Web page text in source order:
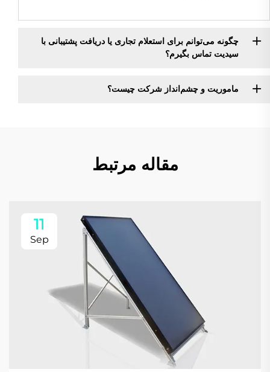
چگونه می‌توانم برای استعلام تجاری یا دریافت پشتیبانی با
سیدیت تماس بگیرم؟
ماموریت و چشم‌انداز شرکت چیست؟
مقاله مرتبط
11
Sep